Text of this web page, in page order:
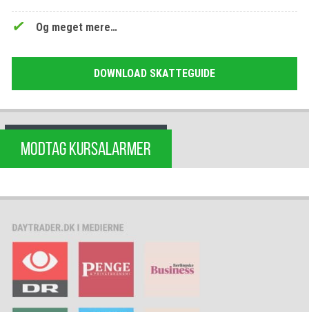
Og meget mere…
DOWNLOAD SKATTEGUIDE
MODTAG KURSALARMER